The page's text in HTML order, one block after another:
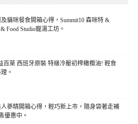
貓咪餐食開箱心得，Summit10 森咪特 &
Food Studio寵湯工坊。
百萊 西班牙原裝 特級冷壓初榨橄欖油! 輕食
。
蔘精開箱心得，輕巧新上市，隨身袋著走補
優惠中。